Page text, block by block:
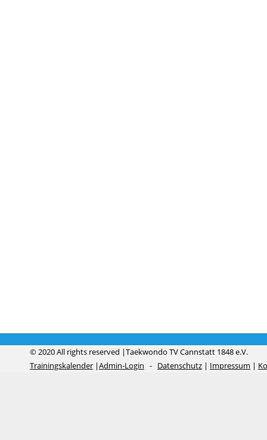
© 2020 All rights reserved |Taekwondo TV Cannstatt 1848 e.V.
Trainingskalender |Admin-Login - Datenschutz | Impressum |